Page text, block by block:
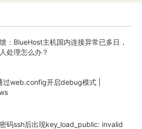
：BlueHost主机国内连接异常已多日，
处理怎么办？
过web.config开启debug模式 |
码ssh后出现key_load_public: invalid